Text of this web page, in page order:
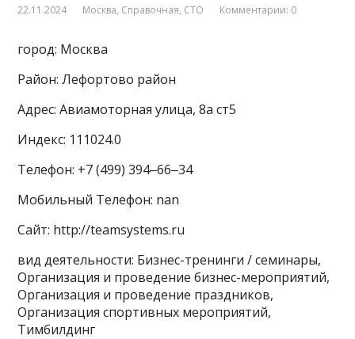
22.11.2024 Москва, Справочная, СТО Комментарии: 0
город: Москва
Район: Лефортово район
Адрес: Авиамоторная улица, 8а ст5
Индекс: 111024.0
Телефон: +7 (499) 394‒66‒34
Мобильный Телефон: nan
Сайт: http://teamsystems.ru
вид деятельности: Бизнес-тренинги / семинары,
Организация и проведение бизнес-мероприятий,
Организация и проведение праздников,
Организация спортивных мероприятий,
Тимбилдинг